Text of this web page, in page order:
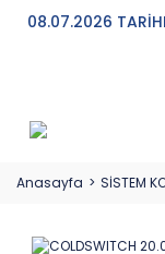
08.07.2026
Anasayfa SİSTEM